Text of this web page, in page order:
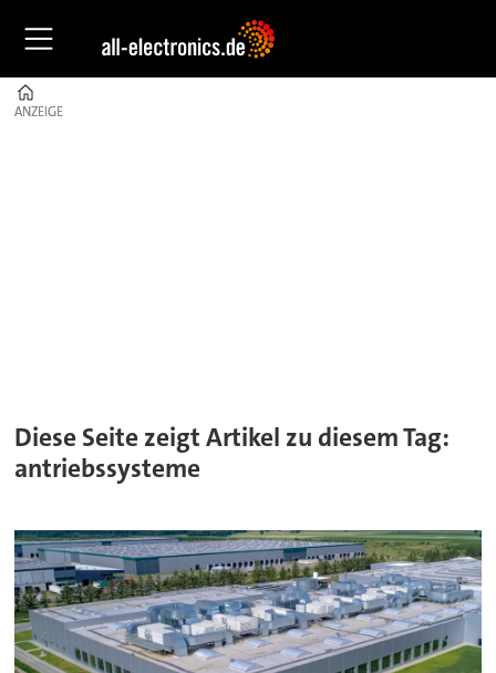
ANZEIGE
ANZEIGE
Diese Seite zeigt Artikel zu diesem Tag:
antriebssysteme